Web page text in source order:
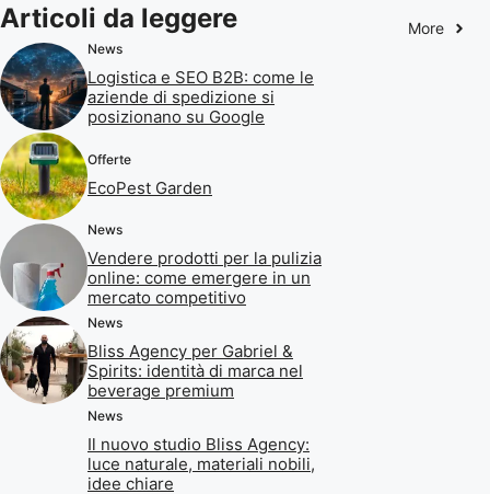
Articoli da leggere More
News
Logistica e SEO B2B: come le
aziende di spedizione si
posizionano su Google
Offerte
EcoPest Garden
News
Vendere prodotti per la pulizia
online: come emergere in un
mercato competitivo
News
Bliss Agency per Gabriel &
Spirits: identità di marca nel
beverage premium
News
Il nuovo studio Bliss Agency:
luce naturale, materiali nobili,
idee chiare